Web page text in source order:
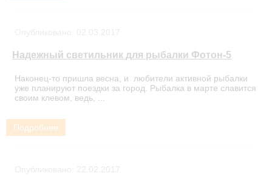
Надежный светильник для рыбалки Фотон-5
Наконец-то пришла весна, и любители активной рыбалки
уже планируют поездки за город. Рыбалка в марте славится
своим клевом, ведь, ...
Подробнее